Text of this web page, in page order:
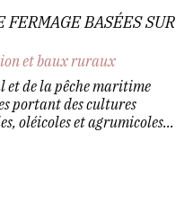
BASÉES SUR
et baux ruraux
et de la pêche maritime
portant des cultures
oléicoles et agrumicoles...